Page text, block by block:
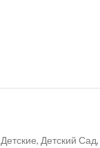
Детские, Детский Сад,